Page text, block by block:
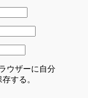
ウザーに自分
する。